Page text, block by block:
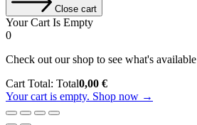
Close cart
Your Cart Is Empty
0
Check out our shop to see what's available
Cart Total: Total0,00 €
Your cart is empty. Shop now →